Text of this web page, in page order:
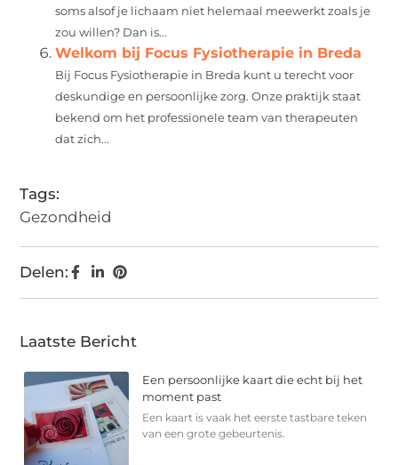
soms alsof je lichaam niet helemaal meewerkt zoals je
zou willen? Dan is...
Welkom bij Focus Fysiotherapie in Breda
Bij Focus Fysiotherapie in Breda kunt u terecht voor
deskundige en persoonlijke zorg. Onze praktijk staat
bekend om het professionele team van therapeuten
dat zich...
Tags:
Gezondheid
Delen:
Laatste Bericht
Een persoonlijke kaart die echt bij het
moment past
Een kaart is vaak het eerste tastbare teken
van een grote gebeurtenis.